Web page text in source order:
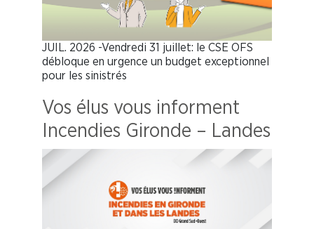
JUIL. 2026 -Vendredi 31 juillet: le CSE OFS
débloque en urgence un budget exceptionnel
pour les sinistrés
Vos élus vous informent
Incendies Gironde – Landes